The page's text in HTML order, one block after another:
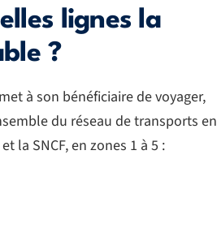
lignes la
?
à son bénéficiaire de voyager,
du réseau de transports en
la SNCF, en zones 1 à 5 :